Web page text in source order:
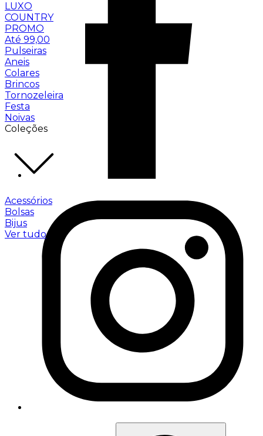
LUXO
COUNTRY
PROMO
Até 99,00
Pulseiras
Aneis
Colares
Brincos
Tornozeleira
Festa
Noivas
Coleções
Acessórios
Bolsas
Bijus
Ver tudo